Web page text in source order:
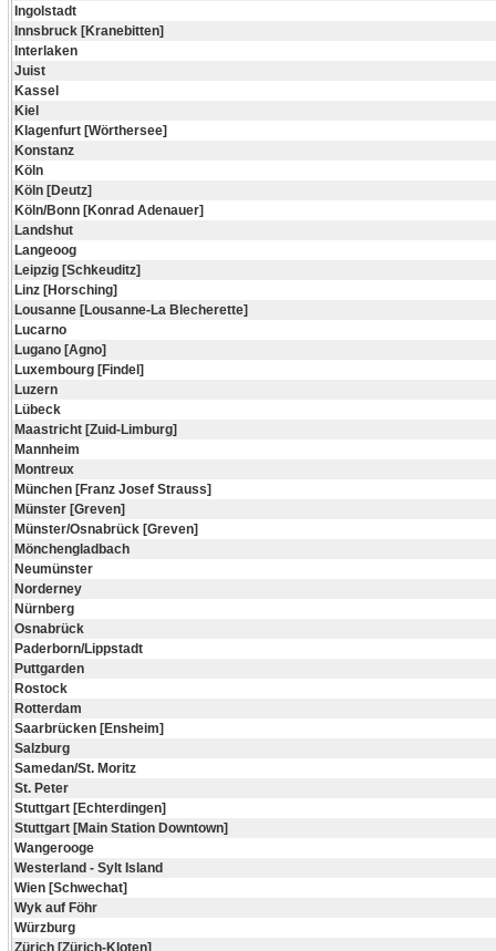
Ingolstadt
Innsbruck [Kranebitten]
Interlaken
Juist
Kassel
Kiel
Klagenfurt [Wörthersee]
Konstanz
Köln
Köln [Deutz]
Köln/Bonn [Konrad Adenauer]
Landshut
Langeoog
Leipzig [Schkeuditz]
Linz [Horsching]
Lousanne [Lousanne-La Blecherette]
Lucarno
Lugano [Agno]
Luxembourg [Findel]
Luzern
Lübeck
Maastricht [Zuid-Limburg]
Mannheim
Montreux
München [Franz Josef Strauss]
Münster [Greven]
Münster/Osnabrück [Greven]
Mönchengladbach
Neumünster
Norderney
Nürnberg
Osnabrück
Paderborn/Lippstadt
Puttgarden
Rostock
Rotterdam
Saarbrücken [Ensheim]
Salzburg
Samedan/St. Moritz
St. Peter
Stuttgart [Echterdingen]
Stuttgart [Main Station Downtown]
Wangerooge
Westerland - Sylt Island
Wien [Schwechat]
Wyk auf Föhr
Würzburg
Zürich [Zürich-Kloten]